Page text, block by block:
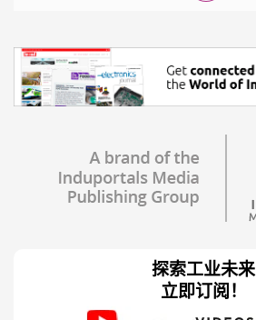
探索工业未来
立即订阅！